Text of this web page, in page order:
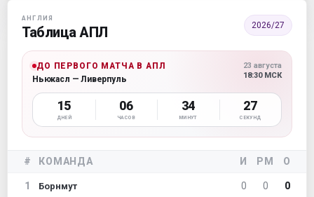
АНГЛИЯ
Таблица АПЛ 2026/27
ДО ПЕРВОГО МАТЧА В АПЛ
Ньюкасл — Ливерпуль
23 августа
18:30 МСК
15
ДНЕЙ
06
ЧАСОВ
34
МИНУТ
26
СЕКУНД
# КОМАНДА И РМ О
1 Борнмут 0 0 0